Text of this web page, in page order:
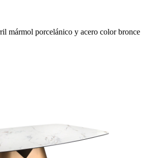
mármol porcelánico y acero color bronce